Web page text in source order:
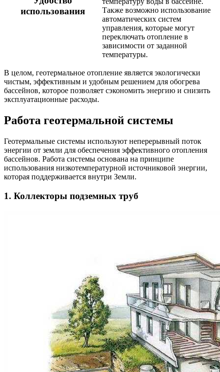
использования
Также возможно использование
автоматических систем
управления, которые могут
переключать отопление в
зависимости от заданной
температуры.
В целом, геотермальное отопление является экологически
чистым, эффективным и удобным решением для обогрева
бассейнов, которое позволяет сэкономить энергию и снизить
эксплуатационные расходы.
Работа геотермальной системы
Геотермальные системы используют неперерывный поток
энергии от земли для обеспечения эффективного отопления
бассейнов. Работа системы основана на принципе
использования низкотемпературной источниковой энергии,
которая поддерживается внутри Земли.
1. Коллекторы подземных труб